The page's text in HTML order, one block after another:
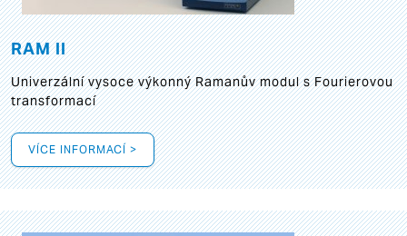
RAM II
Univerzální vysoce výkonný Ramanův modul s Fourierovou
transformací
VÍCE INFORMACÍ >